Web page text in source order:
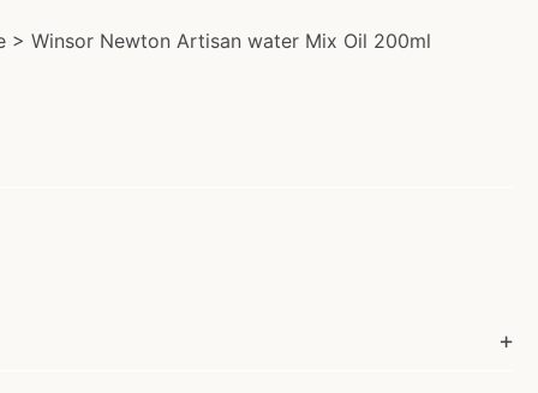
> Winsor Newton Artisan water Mix Oil 200ml